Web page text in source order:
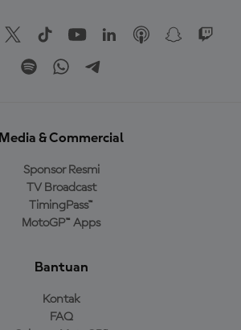
Media & Commercial
Sponsor Resmi
TV Broadcast
TimingPass™
MotoGP™ Apps
Bantuan
Kontak
FAQ